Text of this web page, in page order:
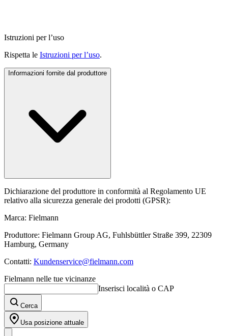
Istruzioni per l’uso
Rispetta le Istruzioni per l’uso.
Informazioni fornite dal produttore
Dichiarazione del produttore in conformità al Regolamento UE
relativo alla sicurezza generale dei prodotti (GPSR):
Marca: Fielmann
Produttore: Fielmann Group AG, Fuhlsbüttler Straße 399, 22309
Hamburg, Germany
Contatti: Kundenservice@fielmann.com
Fielmann nelle tue vicinanze
Inserisci località o CAP
Cerca
Usa posizione attuale